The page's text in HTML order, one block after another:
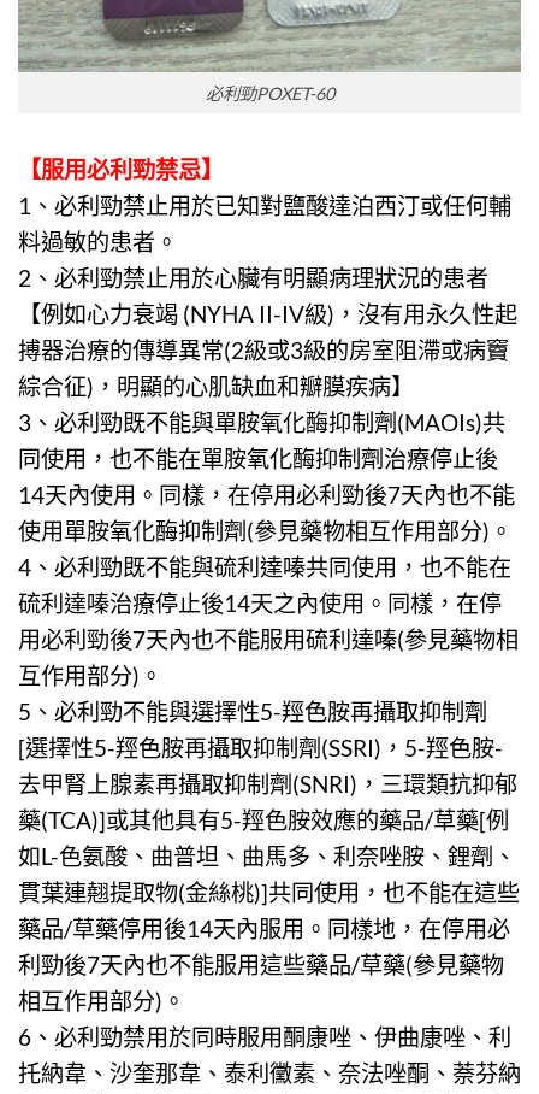
必利勁POXET-60
【服用必利勁禁忌】
1、 必利勁禁止用於已知對鹽酸達泊西汀或任何輔
料過敏的患者。
2、 必利勁禁止用於心臟有明顯病理狀況的患者
【例如心力衰竭 (NYHA II-IV級)，沒有用永久性起
搏器治療的傳導異常(2級或3級的房室阻滯或病竇
綜合征)，明顯的心肌缺血和瓣膜疾病】
3、 必利勁既不能與單胺氧化酶抑制劑(MAOIs)共
同使用，也不能在單胺氧化酶抑制劑治療停止後
14天內使用。同樣，在停用必利勁後7天內也不能
使用單胺氧化酶抑制劑(參見藥物相互作用部分)。
4、 必利勁既不能與硫利達嗪共同使用，也不能在
硫利達嗪治療停止後14天之內使用。同樣，在停
用必利勁後7天內也不能服用硫利達嗪(參見藥物相
互作用部分)。
5、 必利勁不能與選擇性5-羥色胺再攝取抑制劑
[選擇性5-羥色胺再攝取抑制劑(SSRI)，5-羥色胺-
去甲腎上腺素再攝取抑制劑(SNRI)，三環類抗抑郁
藥(TCA)]或其他具有5-羥色胺效應的藥品/草藥[例
如L-色氨酸、曲普坦、曲馬多、利奈唑胺、鋰劑、
貫葉連翹提取物(金絲桃)]共同使用，也不能在這些
藥品/草藥停用後14天內服用。同樣地，在停用必
利勁後7天內也不能服用這些藥品/草藥(參見藥物
相互作用部分)。
6、 必利勁禁用於同時服用酮康唑、伊曲康唑、利
托納韋、沙奎那韋、泰利黴素、奈法唑酮、萘芬納